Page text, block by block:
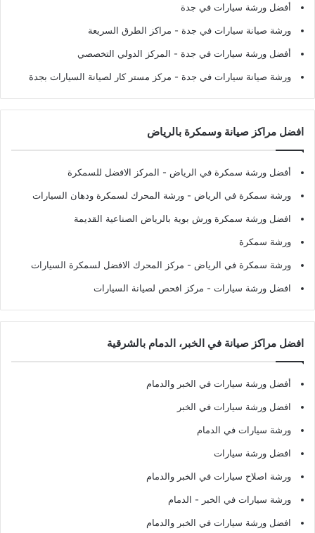
أفضل ورشة سيارات في جدة
ورشة صيانة سيارات في جدة - مراكز الطرق السريعة
أفضل ورشة سيارات في جدة - المركز الدولي التخصصي
ورشة صيانة سيارات في جدة - مركز مستر كار لصيانة السيارات بجدة
افضل مراكز صيانة وسمكرة بالرياض
أفضل ورشة سمكرة في الرياض - المركز الافضل للسمكرة
ورشة سمكرة في الرياض - ورشة المحرك لسمكرة ودهان السيارات
افضل ورشة سمكرة ورش بوية بالرياض الصناعية القديمة
ورشة سمكرة
ورشة سمكرة في الرياض - مركز المحرك الافضل لسمكرة السيارات
افضل ورشة سيارات - مركز افحص لصيانة السيارات
افضل مراكز صيانة في الخبر، الدمام بالشرقية
أفضل ورشة سيارات في الخبر والدمام
افضل ورشة سيارات في الخبر
ورشة سيارات في الدمام
افضل ورشة سيارات
ورشة اصلاح سيارات في الخبر والدمام
ورشة سيارات في الخبر - الدمام
افضل ورشة سيارات في الخبر والدمام